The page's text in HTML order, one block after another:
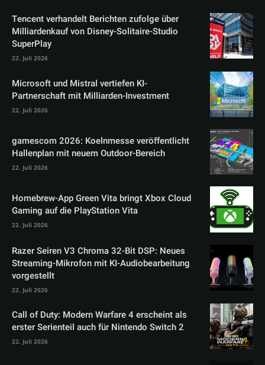
Tencent verhandelt Berichten zufolge über
Milliardenkauf von Disney-Solitaire-Studio
SuperPlay
22. Juli 2026
Microsoft und Mistral vertiefen KI-
Partnerschaft mit Milliarden-Investment
22. Juli 2026
gamescom 2026: Koelnmesse veröffentlicht
Hallenplan mit neuem Outdoor-Bereich
22. Juli 2026
Homebrew-App Green Vita bringt Xbox Cloud
Gaming auf die PlayStation Vita
22. Juli 2026
Razer Seiren V3 Chroma 32-Bit DSP: Neues
Streaming-Mikrofon mit KI-Audiobearbeitung
vorgestellt
22. Juli 2026
Call of Duty: Modern Warfare 4 erscheint als
erster Serienteil auch für Nintendo Switch 2
22. Juli 2026